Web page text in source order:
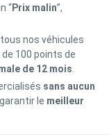
“Prix malin”,
nos véhicules
100 points de
de 12 mois
sans aucun
le meilleur